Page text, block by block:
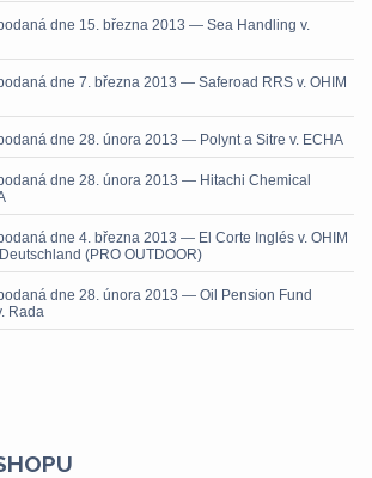
dne 15. března 2013 — Sea Handling v.
dne 7. března 2013 — Saferoad RRS v. OHIM
dne 28. února 2013 — Polynt a Sitre v. ECHA
dne 28. února 2013 — Hitachi Chemical
dne 4. března 2013 — El Corte Inglés v. OHIM
(PRO OUTDOOR)
dne 28. února 2013 — Oil Pension Fund
Rada